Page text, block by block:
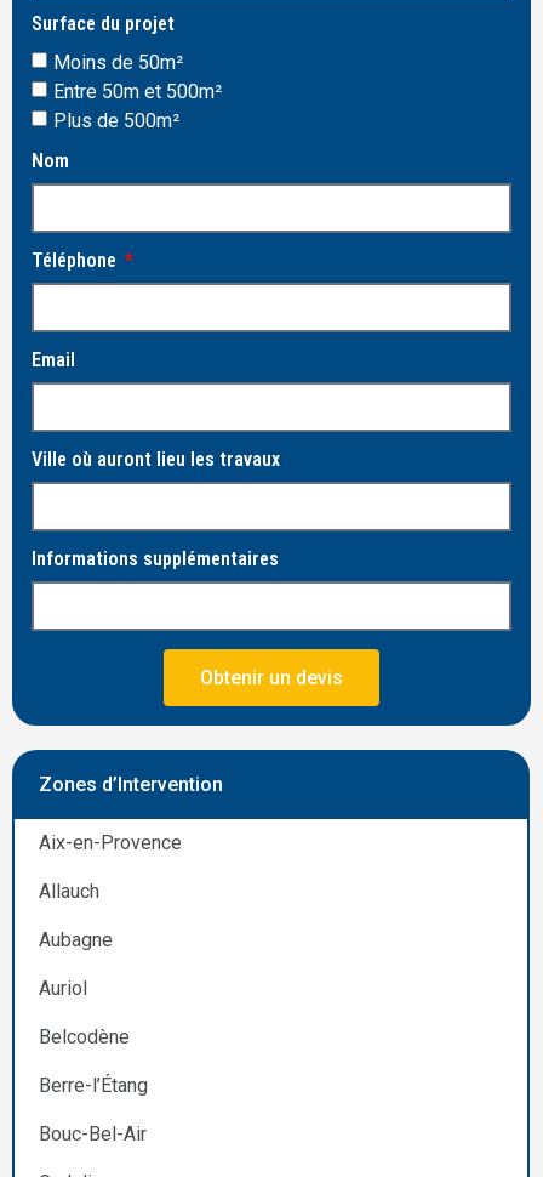
Surface du projet
Moins de 50m²
Entre 50m et 500m²
Plus de 500m²
Nom
Téléphone
Email
Ville où auront lieu les travaux
Informations supplémentaires
Obtenir un devis
Zones d’Intervention
Aix-en-Provence
Allauch
Aubagne
Auriol
Belcodène
Berre-l’Étang
Bouc-Bel-Air